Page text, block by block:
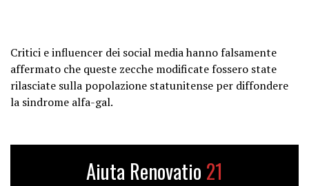
Critici e influencer dei social media hanno falsamente
affermato che queste zecche modificate fossero state
rilasciate sulla popolazione statunitense per diffondere
la sindrome alfa-gal.
Aiuta Renovatio 21